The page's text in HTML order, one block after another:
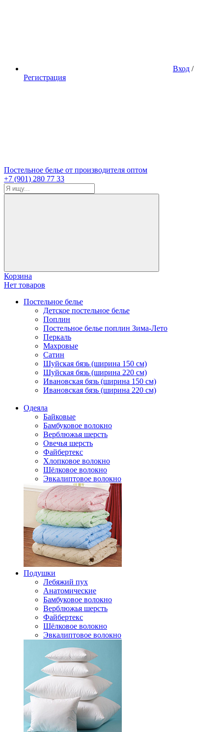
Вход /
Регистрация
Постельное белье от производителя оптом
+7 (901) 280 77 33
Корзина
Нет товаров
Постельное белье
Детское постельное белье
Поплин
Постельное белье поплин Зима-Лето
Перкаль
Махровые
Сатин
Шуйская бязь (ширина 150 см)
Шуйская бязь (ширина 220 см)
Ивановская бязь (ширина 150 см)
Ивановская бязь (ширина 220 см)
Одеяла
Байковые
Бамбуковое волокно
Верблюжья шерсть
Овечья шерсть
Файбертекс
Хлопковое волокно
Шёлковое волокно
Эвкалиптовое волокно
Подушки
Лебяжий пух
Анатомические
Бамбуковое волокно
Верблюжья шерсть
Файбертекс
Шёлковое волокно
Эвкалиптовое волокно